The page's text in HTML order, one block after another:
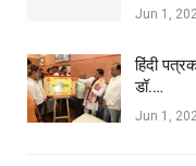
Jun 1,
हिंदी
डॉ.…
Jun 1,